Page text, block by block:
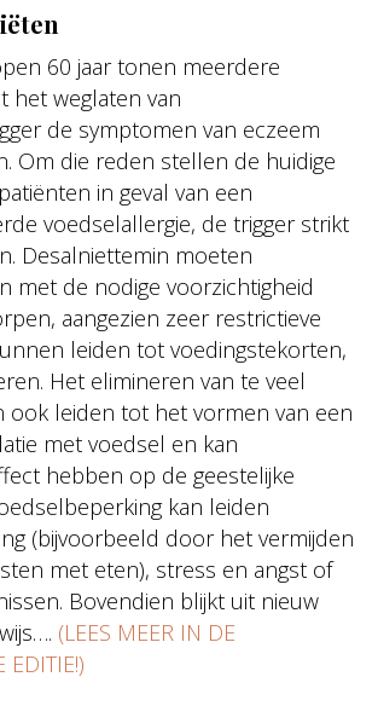
60 jaar tonen meerdere
het weglaten van
de symptomen van eczeem
Om die reden stellen de huidige
in geval van een
voedselallergie, de trigger strikt
Desalniettemin moeten
met de nodige voorzichtigheid
aangezien zeer restrictieve
leiden tot voedingstekorten,
Het elimineren van te veel
ook leiden tot het vormen van een
met voedsel en kan
hebben op de geestelijke
kan leiden
(bijvoorbeeld door het vermijden
met eten), stress en angst of
Bovendien blijkt uit nieuw
(LEES MEER IN DE
EDITIE!)